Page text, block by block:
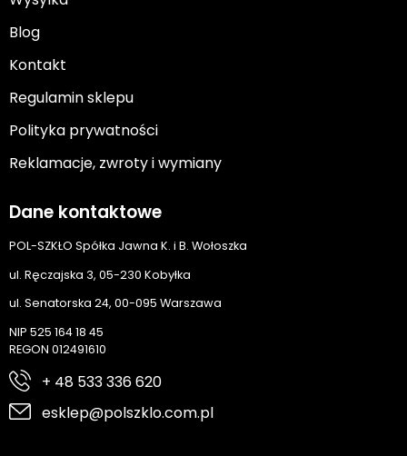
Blog
Kontakt
Regulamin sklepu
Polityka prywatności
Reklamacje, zwroty i wymiany
Dane kontaktowe
POL-SZKŁO Spółka Jawna K. i B. Wołoszka
ul. Ręczajska 3, 05-230 Kobyłka
ul. Senatorska 24, 00-095 Warszawa
NIP 525 164 18 45
REGON 012491610
+ 48 533 336 620
esklep@polszklo.com.pl